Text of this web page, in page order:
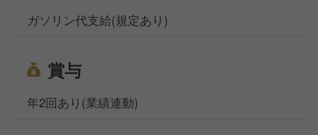
ガソリン代支給(規定あり)
賞与
年2回あり(業績連動)